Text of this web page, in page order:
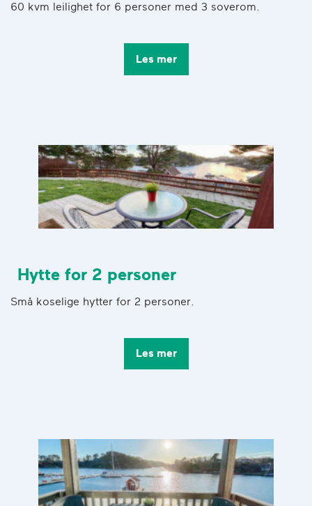
60 kvm leilighet for 6 personer med 3 soverom.
Les mer
Hytte for 2 personer
Små koselige hytter for 2 personer.
Les mer